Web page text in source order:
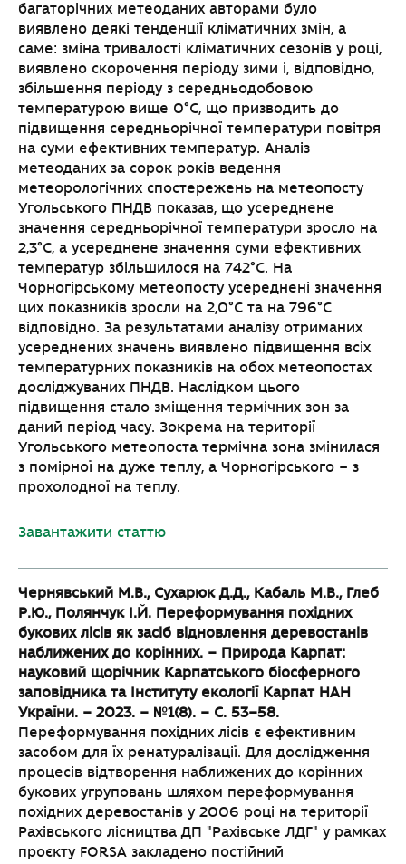
багаторічних метеоданих авторами було
виявлено деякі тенденції кліматичних змін, а
саме: зміна тривалості кліматичних сезонів у році,
виявлено скорочення періоду зими і, відповідно,
збільшення періоду з середньодобовою
температурою вище 0°С, що призводить до
підвищення середньорічної температури повітря
на суми ефективних температур. Аналіз
метеоданих за сорок років ведення
метеорологічних спостережень на метеопосту
Угольського ПНДВ показав, що усереднене
значення середньорічної температури зросло на
2,3°С, а усереднене значення суми ефективних
температур збільшилося на 742°С. На
Чорногірському метеопосту усереднені значення
цих показників зросли на 2,0°С та на 796°С
відповідно. За результатами аналізу отриманих
усереднених значень виявлено підвищення всіх
температурних показників на обох метеопостах
досліджуваних ПНДВ. Наслідком цього
підвищення стало зміщення термічних зон за
даний період часу. Зокрема на території
Угольського метеопоста термічна зона змінилася
з помірної на дуже теплу, а Чорногірського – з
прохолодної на теплу.
Завантажити статтю
Чернявський М.В., Сухарюк Д.Д., Кабаль М.В., Глеб
Р.Ю., Полянчук І.Й. Переформування похідних
букових лісів як засіб відновлення деревостанів
наближених до корінних. – Природа Карпат:
науковий щорічник Карпатського біосферного
заповідника та Інституту екології Карпат НАН
України. – 2023. – №1(8). – С. 53–58.
Переформування похідних лісів є ефективним
засобом для їх ренатуралізації. Для дослідження
процесів відтворення наближених до корінних
букових угруповань шляхом переформування
похідних деревостанів у 2006 році на території
Рахівського лісництва ДП "Рахівське ЛДГ" у рамках
проєкту FORSA закладено постійний